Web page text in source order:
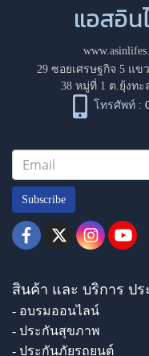
แอสอิน
29 ซอยเศรษฐกิจ 5 แข
38 หมู่ที่ 1 ต.ยุ้งท
โทรศัพท์ :
Subscribe
สินค้า และ บริการ ปร
- อบรมออนไลน์
- ประกันสุขภาพ
- ประกันภัยรถยนต์